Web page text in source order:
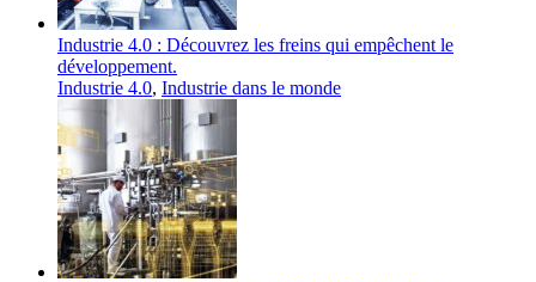
Industrie 4.0 : Découvrez les freins qui empêchent le
développement.
Industrie 4.0, Industrie dans le monde